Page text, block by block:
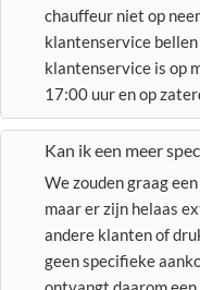
chauffeur niet op
klantenservice
klantenservice is op
17:00 uur en op
Kan ik een meer
We zouden graag
maar er zijn helaas
andere klanten of
geen specifieke